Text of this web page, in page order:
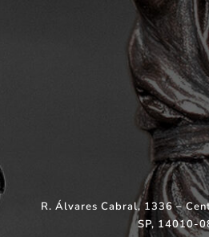
R. Álvares Cabral, 1336 –
SP, 14010-